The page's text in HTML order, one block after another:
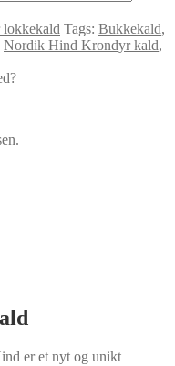
lokkekald Tags: Bukkekald,
Nordik Hind Krondyr kald,
er et nyt og unikt